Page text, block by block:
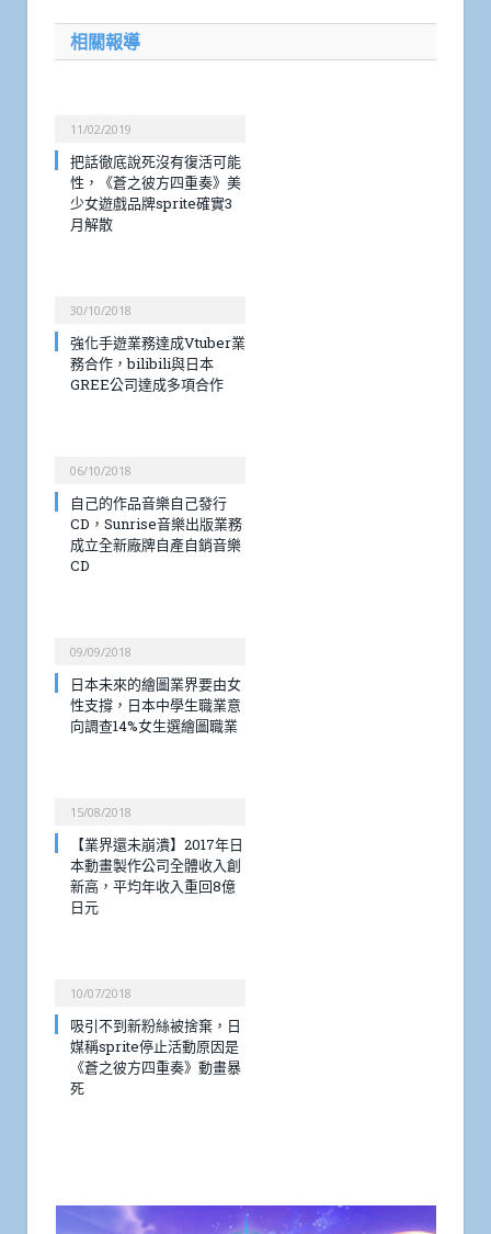
相關報導
11/02/2019
把話徹底說死沒有復活可能
性，《蒼之彼方四重奏》美
少女遊戲品牌sprite確實3
月解散
30/10/2018
強化手遊業務達成Vtuber業
務合作，bilibili與日本
GREE公司達成多項合作
06/10/2018
自己的作品音樂自己發行
CD，Sunrise音樂出版業務
成立全新廠牌自產自銷音樂
CD
09/09/2018
日本未來的繪圖業界要由女
性支撐，日本中學生職業意
向調查14%女生選繪圖職業
15/08/2018
【業界還未崩潰】2017年日
本動畫製作公司全體收入創
新高，平均年收入重回8億
日元
10/07/2018
吸引不到新粉絲被捨棄，日
媒稱sprite停止活動原因是
《蒼之彼方四重奏》動畫暴
死